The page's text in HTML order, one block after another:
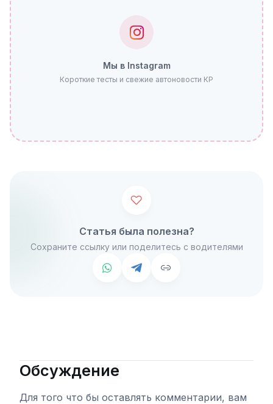
Мы в Instagram
Короткие тесты и свежие автоновости КР
Статья была полезна?
Сохраните ссылку или поделитесь с водителями
Обсуждение
Для того что бы оставлять комментарии, вам